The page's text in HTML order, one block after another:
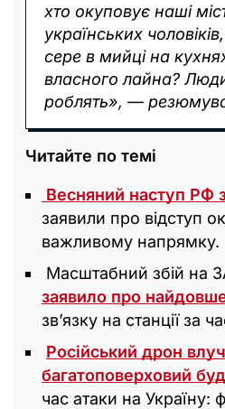
хто окуповує наші
українських
сере в мийці на
власного лайна?
роблять», —
Читайте по темі
Весняний наступ РФ
заявили про відступ
важливому напрямку.
Масштабний збій на
заявило про
зв’язку на станції за
Російський дрон
багатоповерховий
час атаки на Україну: